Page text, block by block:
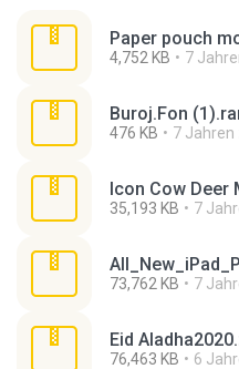
Paper pouch
4,752 KB 7
Buroj.Fon
476 KB 7 Jahren
Icon Cow Deer
35,193 KB 7
73,762 KB 7
Eid
76,463 KB 6